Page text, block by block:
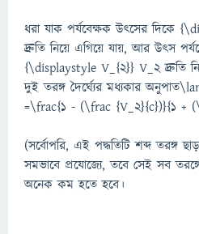
ধরা যাক পর্যবেক্ষক উৎসের দিকে
দ্রুতি নিয়ে এগিয়ে যায়, আর উৎস
{\displaystyle V_{2}} V_2 দ্রুতি
দুই তরঙ্গ দৈর্ঘ্যের মধ্যকার
=\frac{1 - (\frac {V_2}{c})}{1 +
(সর্বোপরি, এই পদ্ধতিটি শব্দ তরঙ্গ
সমভাবে প্রযোজ্যে, তবে সেই সব
অনেক কম হতে হবে।